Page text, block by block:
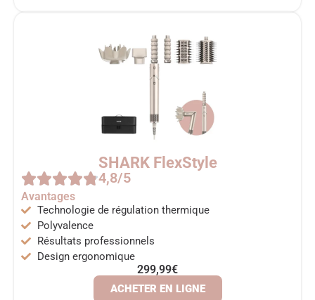
SHARK FlexStyle
4,8/5
Avantages
Technologie de régulation thermique
Polyvalence
Résultats professionnels
Design ergonomique
299,99€
ACHETER EN LIGNE